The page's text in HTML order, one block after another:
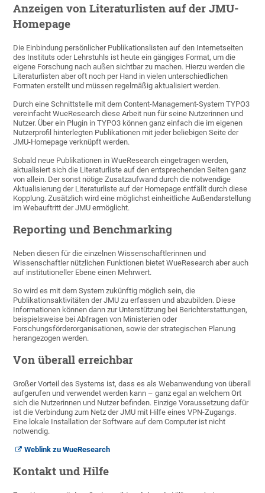
Anzeigen von Literaturlisten auf der JMU-
Homepage
Die Einbindung persönlicher Publikationslisten auf den Internetseiten
des Instituts oder Lehrstuhls ist heute ein gängiges Format, um die
eigene Forschung nach außen sichtbar zu machen. Hierzu werden die
Literaturlisten aber oft noch per Hand in vielen unterschiedlichen
Formaten erstellt und müssen regelmäßig aktualisiert werden.
Durch eine Schnittstelle mit dem Content-Management-System TYPO3
vereinfacht WueResearch diese Arbeit nun für seine Nutzerinnen und
Nutzer. Über ein Plugin in TYPO3 können ganz einfach die im eigenen
Nutzerprofil hinterlegten Publikationen mit jeder beliebigen Seite der
JMU-Homepage verknüpft werden.
Sobald neue Publikationen in WueResearch eingetragen werden,
aktualisiert sich die Literaturliste auf den entsprechenden Seiten ganz
von allein. Der sonst nötige Zusatzaufwand durch die notwendige
Aktualisierung der Literaturliste auf der Homepage entfällt durch diese
Kopplung. Zusätzlich wird eine möglichst einheitliche Außendarstellung
im Webauftritt der JMU ermöglicht.
Reporting und Benchmarking
Neben diesen für die einzelnen Wissenschaftlerinnen und
Wissenschaftler nützlichen Funktionen bietet WueResearch aber auch
auf institutioneller Ebene einen Mehrwert.
So wird es mit dem System zukünftig möglich sein, die
Publikationsaktivitäten der JMU zu erfassen und abzubilden. Diese
Informationen können dann zur Unterstützung bei Berichterstattungen,
beispielsweise bei Abfragen von Ministerien oder
Forschungsförderorganisationen, sowie der strategischen Planung
herangezogen werden.
Von überall erreichbar
Großer Vorteil des Systems ist, dass es als Webanwendung von überall
aufgerufen und verwendet werden kann – ganz egal an welchem Ort
sich die Nutzerinnen und Nutzer befinden. Einzige Voraussetzung dafür
ist die Verbindung zum Netz der JMU mit Hilfe eines VPN-Zugangs.
Eine lokale Installation der Software auf dem Computer ist nicht
notwendig.
Weblink zu WueResearch
Kontakt und Hilfe